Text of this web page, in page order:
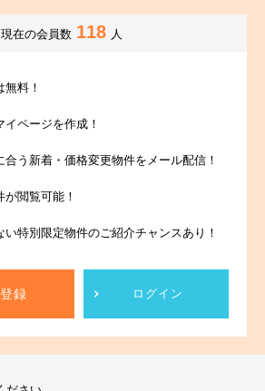
現在の会員数 118 人
料！
イページを作成！
合う新着・価格変更物件をメール配信！
が閲覧可能！
い特別限定物件のご紹介チャンスあり！
録 ログイン